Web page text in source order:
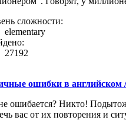
сложности:
elementary
27192
ошибки в английском
ошибается? Никто!
вас от их повторения и